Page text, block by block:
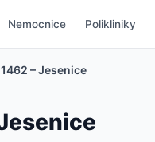
Nemocnice Polikliniky
– Jesenice